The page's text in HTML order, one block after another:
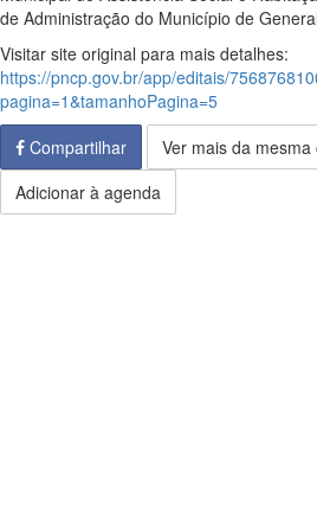
de Administração do Município de
Visitar site original para mais detalhes:
https://pncp.gov.br/app/editais/
pagina=1&tamanhoPagina=5
Compartilhar
Ver mais da mesma
Adicionar à agenda